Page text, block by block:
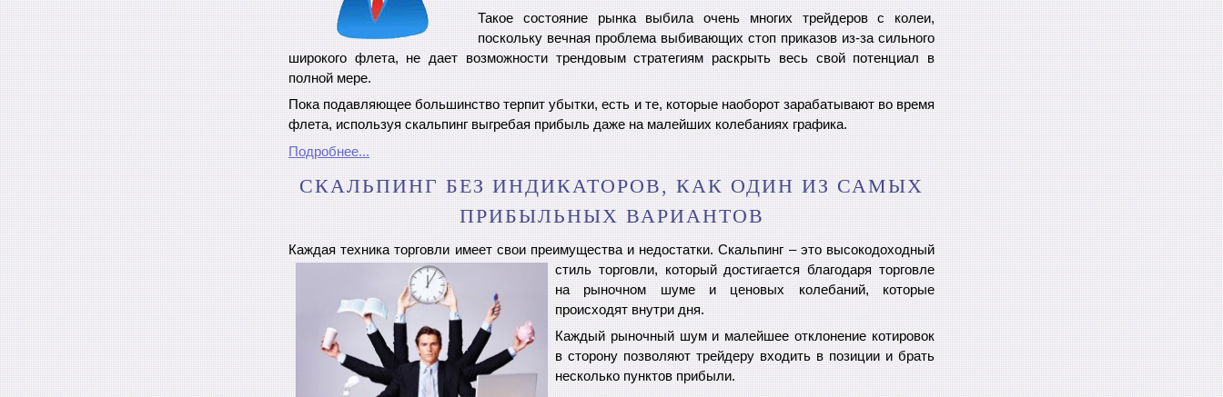
Такое состояние рынка выбила очень многих трейдеров с колеи,
поскольку вечная проблема выбивающих стоп приказов из-за сильного
широкого флета, не дает возможности трендовым стратегиям раскрыть весь свой потенциал в
полной мере.
Пока подавляющее большинство терпит убытки, есть и те, которые наоборот зарабатывают во время
флета, используя скальпинг выгребая прибыль даже на малейших колебаниях графика.
Подробнее...
СКАЛЬПИНГ БЕЗ ИНДИКАТОРОВ, КАК ОДИН ИЗ САМЫХ
ПРИБЫЛЬНЫХ ВАРИАНТОВ
Каждая техника торговли имеет свои преимущества и недостатки. Скальпинг – это высокодоходный
стиль торговли, который достигается благодаря торговле
на рыночном шуме и ценовых колебаний, которые
происходят внутри дня.
Каждый рыночный шум и малейшее отклонение котировок
в сторону позволяют трейдеру входить в позиции и брать
несколько пунктов прибыли.